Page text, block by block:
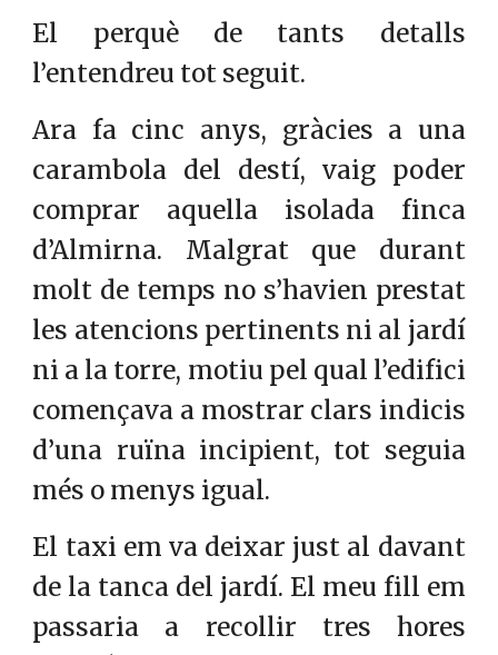
El perquè de tants detalls
l’entendreu tot seguit.
Ara fa cinc anys, gràcies a una
carambola del destí, vaig poder
comprar aquella isolada finca
d’Almirna. Malgrat que durant
molt de temps no s’havien prestat
les atencions pertinents ni al jardí
ni a la torre, motiu pel qual l’edifici
començava a mostrar clars indicis
d’una ruïna incipient, tot seguia
més o menys igual.
El taxi em va deixar just al davant
de la tanca del jardí. El meu fill em
passaria a recollir tres hores